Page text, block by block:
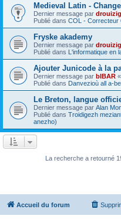
Medieval Latin -
Dernier message par drouizig
Publié dans COL - Correcteur
Fryske akademy
Dernier message par drouizig
Publié dans L'informatique en
Ajouter Junicode à la
Dernier message par bIBAR «
Publié dans Danvezioù all a-
Le Breton, langue
Dernier message par Alan
Publié dans Troidigezh
anezho)
La recherche a retourné
Accueil du forum